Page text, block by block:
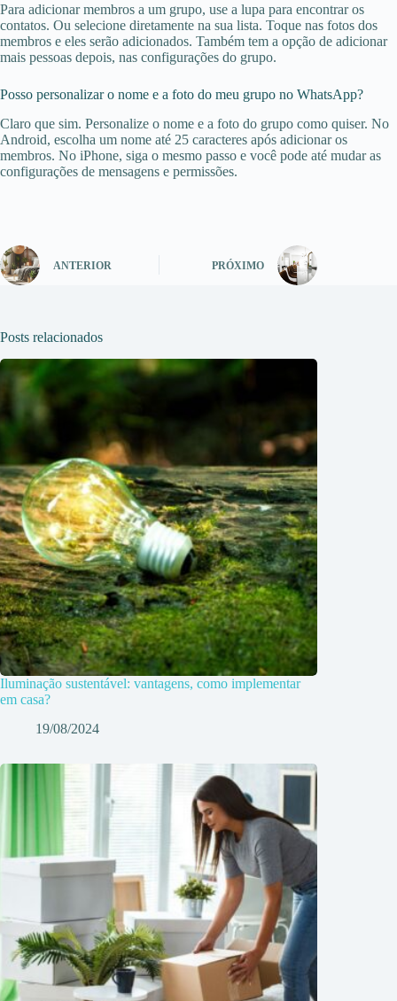
Para adicionar membros a um grupo, use a lupa para encontrar os
contatos. Ou selecione diretamente na sua lista. Toque nas fotos dos
membros e eles serão adicionados. Também tem a opção de adicionar
mais pessoas depois, nas configurações do grupo.
Posso personalizar o nome e a foto do meu grupo no WhatsApp?
Claro que sim. Personalize o nome e a foto do grupo como quiser. No
Android, escolha um nome até 25 caracteres após adicionar os
membros. No iPhone, siga o mesmo passo e você pode até mudar as
configurações de mensagens e permissões.
ANTERIOR PRÓXIMO
Posts relacionados
Iluminação sustentável: vantagens, como implementar
em casa?
19/08/2024